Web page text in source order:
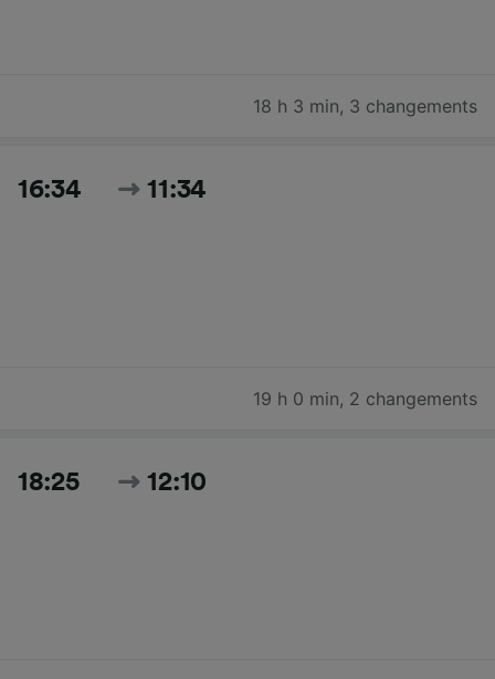
18 h 3 min, 3 changements
16:34 11:34
19 h 0 min, 2 changements
18:25 12:10